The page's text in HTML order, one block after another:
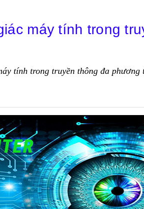
máy tính trong
tính trong truyền thông đa phương